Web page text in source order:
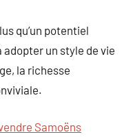
qu’un potentiel
un style de vie
la richesse
Samoëns